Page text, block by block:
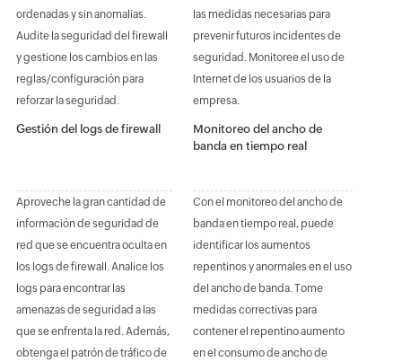
ordenadas y sin anomalías.
Audite la seguridad del firewall
y gestione los cambios en las
reglas/configuración para
reforzar la seguridad.
las medidas necesarias para
prevenir futuros incidentes de
seguridad. Monitoree el uso de
Internet de los usuarios de la
empresa.
Gestión del logs de firewall
Aproveche la gran cantidad de
información de seguridad de
red que se encuentra oculta en
los logs de firewall. Analice los
logs para encontrar las
amenazas de seguridad a las
que se enfrenta la red. Además,
obtenga el patrón de tráfico de
Monitoreo del ancho de
banda en tiempo real
Con el monitoreo del ancho de
banda en tiempo real, puede
identificar los aumentos
repentinos y anormales en el uso
del ancho de banda. Tome
medidas correctivas para
contener el repentino aumento
en el consumo de ancho de